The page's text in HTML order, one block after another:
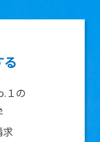
１の
求